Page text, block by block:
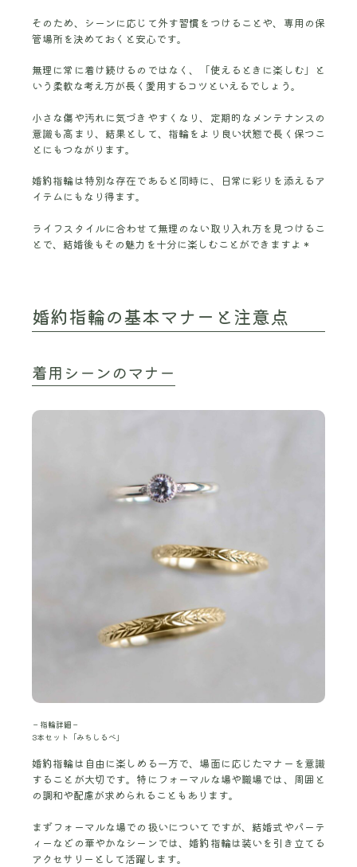
そのため、シーンに応じて外す習慣をつけることや、専用の保
管場所を決めておくと安心です。
無理に常に着け続けるのではなく、「使えるときに楽しむ」と
いう柔軟な考え方が長く愛用するコツといえるでしょう。
小さな傷や汚れに気づきやすくなり、定期的なメンテナンスの
意識も高まり、結果として、指輪をより良い状態で長く保つこ
とにもつながります。
婚約指輪は特別な存在であると同時に、日常に彩りを添えるア
イテムにもなり得ます。
ライフスタイルに合わせて無理のない取り入れ方を見つけるこ
とで、結婚後もその魅力を十分に楽しむことができますよ＊
婚約指輪の基本マナーと注意点
着用シーンのマナー
－指輪詳細－
3本セット「みちしるべ」
婚約指輪は自由に楽しめる一方で、場面に応じたマナーを意識
することが大切です。特にフォーマルな場や職場では、周囲と
の調和や配慮が求められることもあります。
まずフォーマルな場での扱いについてですが、結婚式やパーテ
ィーなどの華やかなシーンでは、婚約指輪は装いを引き立てる
アクセサリーとして活躍します。